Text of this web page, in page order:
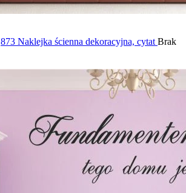
873 Naklejka ścienna dekoracyjna, cytat Brak